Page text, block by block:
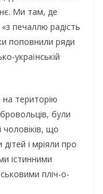
Ми там, де
печаллю радість
поповнили ряди
українській
на територію
були
чоловіків, що
і мріяли про
істинними
пліч-о-